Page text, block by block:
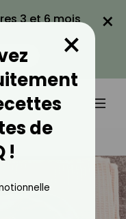
3 et 6 mois
×
de
!
×